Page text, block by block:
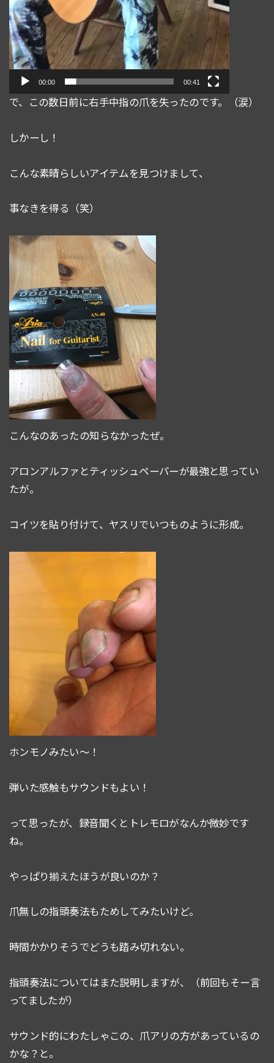
00:00 00:41
で、この数日前に右手中指の爪を失ったのです。（涙）
しかーし！
こんな素晴らしいアイテムを見つけまして、
事なきを得る（笑）
こんなのあったの知らなかったぜ。
アロンアルファとティッシュペーパーが最強と思ってい
たが。
コイツを貼り付けて、ヤスリでいつものように形成。
ホンモノみたい〜！
弾いた感触もサウンドもよい！
って思ったが、録音聞くとトレモロがなんか微妙です
ね。
やっぱり揃えたほうが良いのか？
爪無しの指頭奏法もためしてみたいけど。
時間かかりそうでどうも踏み切れない。
指頭奏法についてはまた説明しますが、（前回もそー言
ってましたが）
サウンド的にわたしゃこの、爪アリの方があっているの
かな？と。